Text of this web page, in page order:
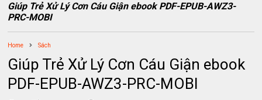
Giúp Trẻ Xử Lý Cơn Cáu Giận ebook PDF-EPUB-AWZ3-
PRC-MOBI
Home Sách
Giúp Trẻ Xử Lý Cơn Cáu Giận ebook
PDF-EPUB-AWZ3-PRC-MOBI